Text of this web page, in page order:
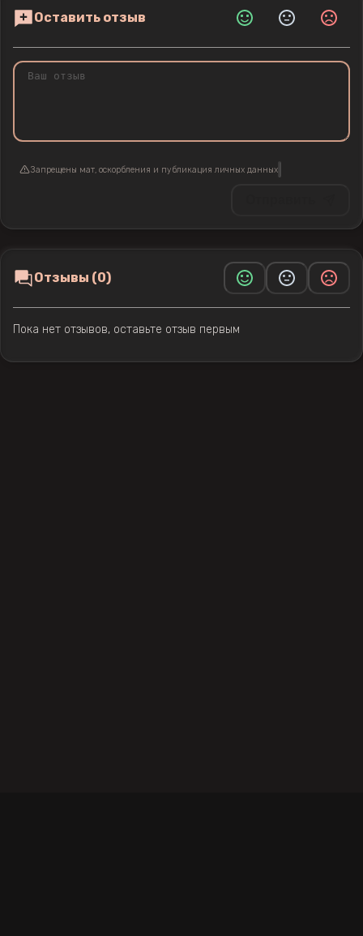
Оставить отзыв
Запрещены мат, оскорбления и публикация личных данных
Отзывы (0)
Пока нет отзывов, оставьте отзыв первым